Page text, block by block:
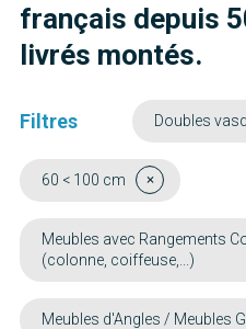
français depuis
livrés montés.
Filtres Doubles
60 < 100 cm
Meubles avec Rangements
(colonne, coiffeuse,...)
Meubles d'Angles / Meubles